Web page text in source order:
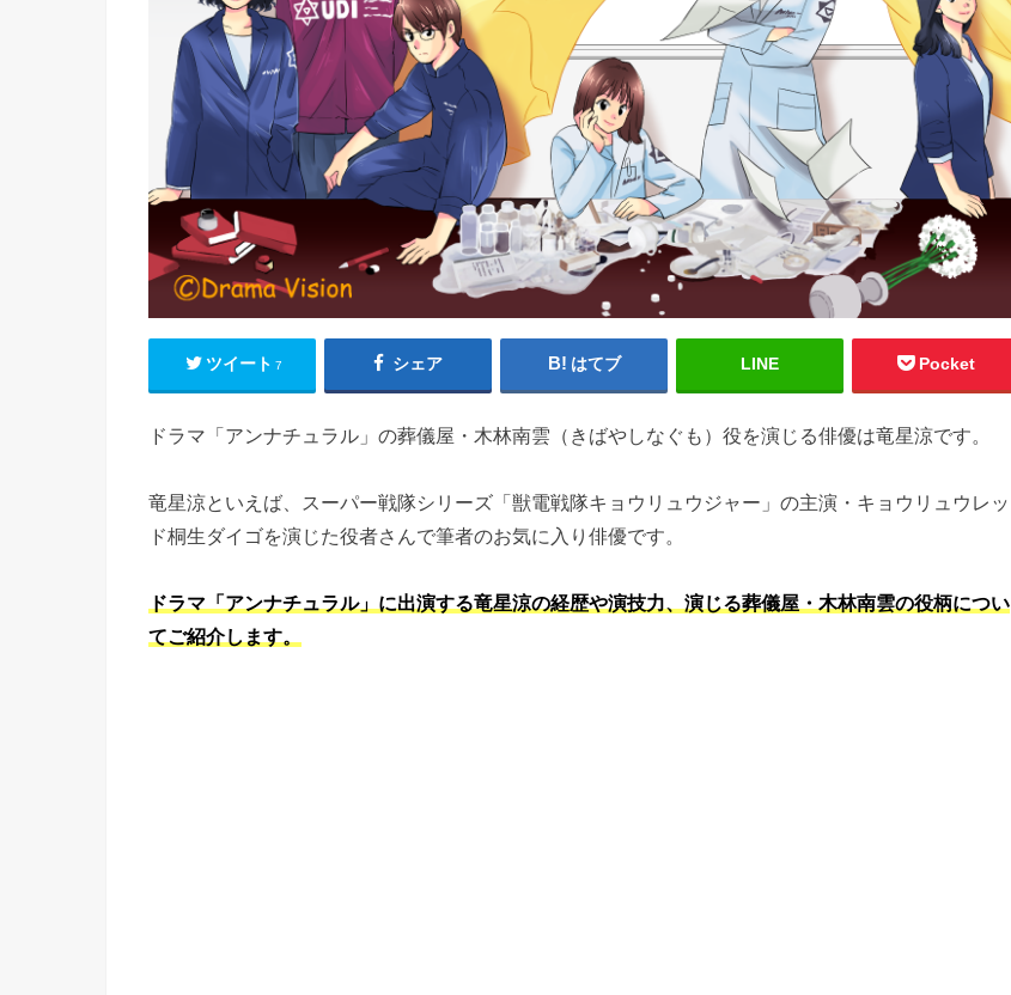
ツイート 7 シェア はてブ LINE Pocket
ドラマ「アンナチュラル」の葬儀屋・木林南雲（きばやしなぐも）役を演じる俳優は竜星涼です。
竜星涼といえば、スーパー戦隊シリーズ「獣電戦隊キョウリュウジャー」の主演・キョウリュウレッ
ド桐生ダイゴを演じた役者さんで筆者のお気に入り俳優です。
ドラマ「アンナチュラル」に出演する竜星涼の経歴や演技力、演じる葬儀屋・木林南雲の役柄につい
てご紹介します。